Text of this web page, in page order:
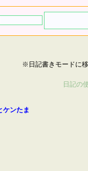
※日記書きモードに
日記の
ケンたま